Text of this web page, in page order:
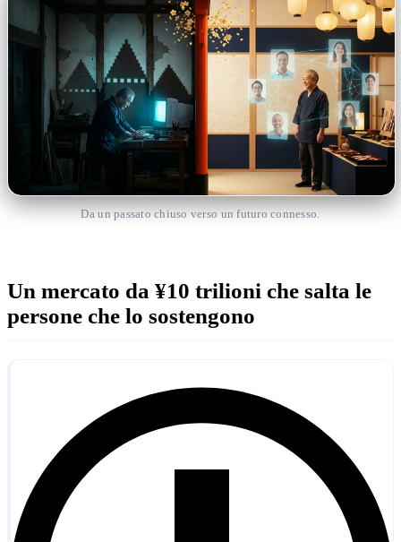
Da un passato chiuso verso un futuro connesso.
Un mercato da ¥10 trilioni che salta le
persone che lo sostengono